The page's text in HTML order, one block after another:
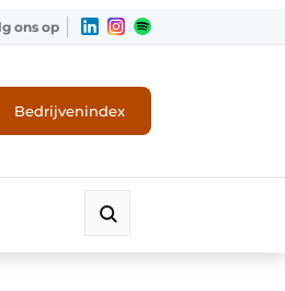
ons op
Bedrijvenindex